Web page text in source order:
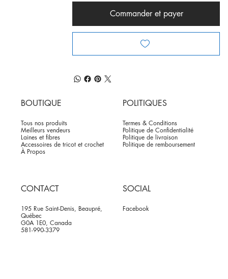
Commander et payer
BOUTIQUE
Tous nos produits
Meilleurs vendeurs
Laines et fibres
Accessoires de tricot et crochet
À Propos
POLITIQUES
Termes & Conditions
Politique de Confidentialité
Politique de livraison
Politique de remboursement
CONTACT
195 Rue Saint-Denis, Beaupré,
Québec
G0A 1E0, Canada
581-990-3379
SOCIAL
Facebook